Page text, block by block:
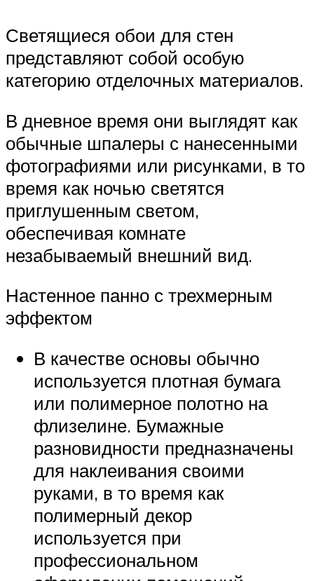
Светящиеся обои для стен
представляют собой особую
категорию отделочных материалов.
В дневное время они выглядят как
обычные шпалеры с нанесенными
фотографиями или рисунками, в то
время как ночью светятся
приглушенным светом,
обеспечивая комнате
незабываемый внешний вид.
Настенное панно с трехмерным
эффектом
В качестве основы обычно
используется плотная бумага
или полимерное полотно на
флизелине. Бумажные
разновидности предназначены
для наклеивания своими
руками, в то время как
полимерный декор
используется при
профессиональном